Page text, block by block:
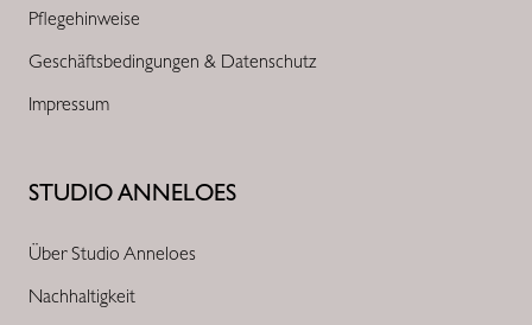
STUDIO ANNELOES
Über Studio Anneloes
Nachhaltigkeit
Pflegehinweise
Geschäftsbedingungen & Datenschutz
Impressum